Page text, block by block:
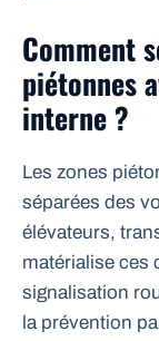
Comment
piétonnes
interne ?
Les zones
séparées des
élévateurs,
matérialise ces
signalisation
la prévention